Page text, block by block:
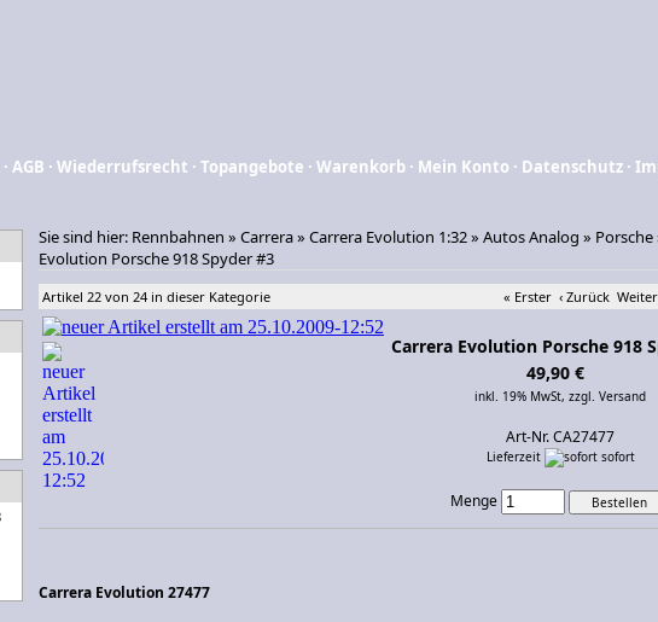
· AGB · Wiederrufsrecht · Topangebote · Warenkorb· Mein Konto · Datenschutz·
Sie sind hier: Rennbahnen » Carrera» Carrera Evolution 1:32» Autos Analog » Porsche
Evolution Porsche 918 Spyder #3
Artikel 22 von 24 in dieser Kategorie « Erster ‹ Zurück
Carrera Evolution Porsche 918
49,90 €
inkl. 19% MwSt, zzgl. Versand
Art-Nr. CA27477
Lieferzeit sofort
Menge
Carrera Evolution 27477